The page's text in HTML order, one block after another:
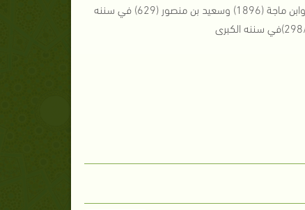
2- حديث صحيح أخرجه أحمد (418/3) 259/ 4) والترمذي (1088) والنسائي (127/6 ( وابن ماجة (1896) وسعيد بن منصور (629) في سننه